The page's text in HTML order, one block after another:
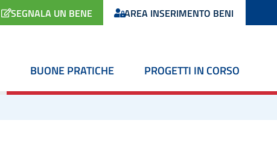
SEGNALA UN BENE AREA INSERIMENTO BENI
BUONE PRATICHE PROGETTI IN CORSO